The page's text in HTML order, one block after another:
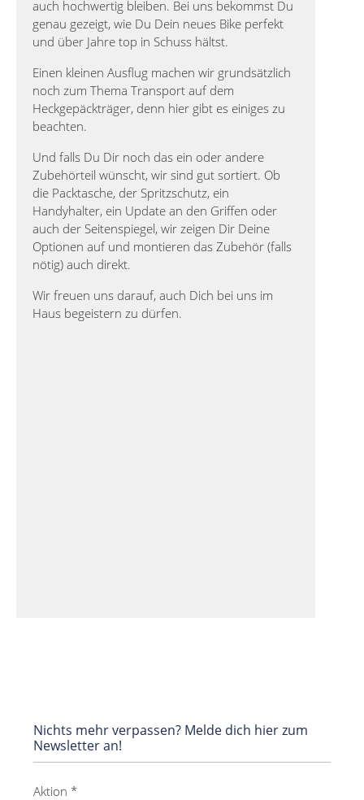
auch hochwertig bleiben. Bei uns bekommst Du
genau gezeigt, wie Du Dein neues Bike perfekt
und über Jahre top in Schuss hältst.
Einen kleinen Ausflug machen wir grundsätzlich
noch zum Thema Transport auf dem
Heckgepäckträger, denn hier gibt es einiges zu
beachten.
Und falls Du Dir noch das ein oder andere
Zubehörteil wünscht, wir sind gut sortiert. Ob
die Packtasche, der Spritzschutz, ein
Handyhalter, ein Update an den Griffen oder
auch der Seitenspiegel, wir zeigen Dir Deine
Optionen auf und montieren das Zubehör (falls
nötig) auch direkt.
Wir freuen uns darauf, auch Dich bei uns im
Haus begeistern zu dürfen.
Nichts mehr verpassen? Melde dich hier zum
Newsletter an!
Aktion *